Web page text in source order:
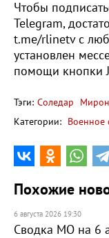
Чтобы
Telegram,
t.me/rlinetv с
установлен
помощи кнопки
Тэги: Соледар
Категории: Военное
Похожие
6 августа 2026 19:30
Сводка МО на 6